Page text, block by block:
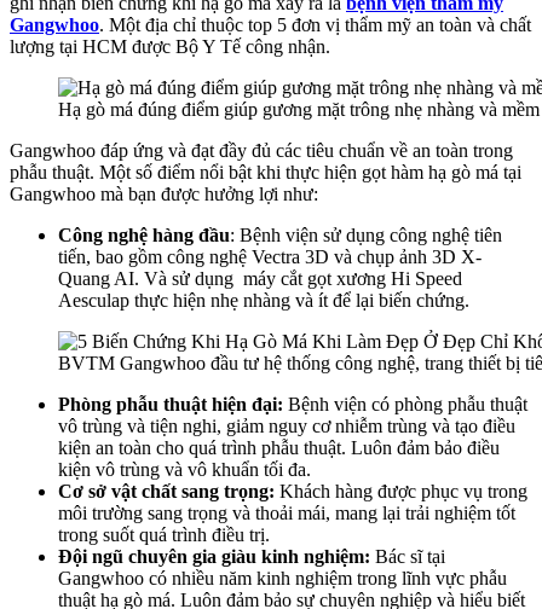
Gangwhoo. Một địa chỉ thuộc top 5 đơn vị thẩm mỹ an toàn và chất
lượng tại HCM được Bộ Y Tế công nhận.
Hạ gò má đúng điểm giúp gương mặt trông nhẹ nhàng và
Gangwhoo đáp ứng và đạt đầy đủ các tiêu chuẩn về an toàn trong
phẫu thuật. Một số điểm nổi bật khi thực hiện gọt hàm hạ gò má tại
Gangwhoo mà bạn được hưởng lợi như:
Công nghệ hàng đầu: Bệnh viện sử dụng công nghệ tiên
tiến, bao gồm công nghệ Vectra 3D và chụp ảnh 3D X-
Quang AI. Và sử dụng máy cắt gọt xương Hi Speed
Aesculap thực hiện nhẹ nhàng và ít để lại biến chứng.
BVTM Gangwhoo đầu tư hệ thống công nghệ, trang thiết bị
Phòng phẫu thuật hiện đại: Bệnh viện có phòng phẫu thuật
vô trùng và tiện nghi, giảm nguy cơ nhiễm trùng và tạo điều
kiện an toàn cho quá trình phẫu thuật. Luôn đảm bảo điều
kiện vô trùng và vô khuẩn tối đa.
Cơ sở vật chất sang trọng: Khách hàng được phục vụ trong
môi trường sang trọng và thoải mái, mang lại trải nghiệm tốt
trong suốt quá trình điều trị.
Đội ngũ chuyên gia giàu kinh nghiệm: Bác sĩ tại
Gangwhoo có nhiều năm kinh nghiệm trong lĩnh vực phẫu
thuật hạ gò má. Luôn đảm bảo sự chuyên nghiệp và hiểu biết